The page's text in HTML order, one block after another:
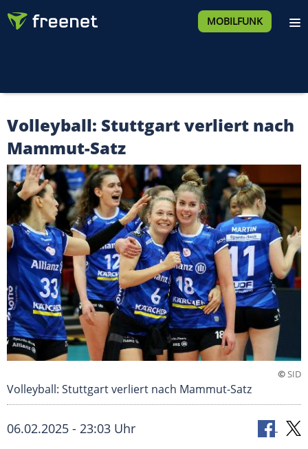
MOBILFUNK
Volleyball: Stuttgart verliert nach
Mammut-Satz
©SID
Volleyball: Stuttgart verliert nach Mammut-Satz
06.02.2025 - 23:03 Uhr